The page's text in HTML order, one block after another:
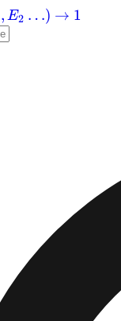
, E2 …) → 1